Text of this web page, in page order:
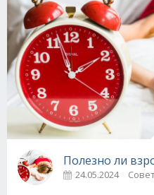
Полезно ли
24.05.2024